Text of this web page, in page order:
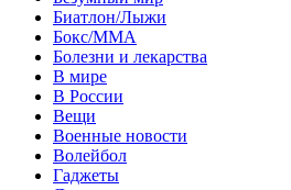
Биатлон/Лыжи
Бокс/MMA
Болезни и лекарства
В мире
В России
Вещи
Военные новости
Волейбол
Гаджеты